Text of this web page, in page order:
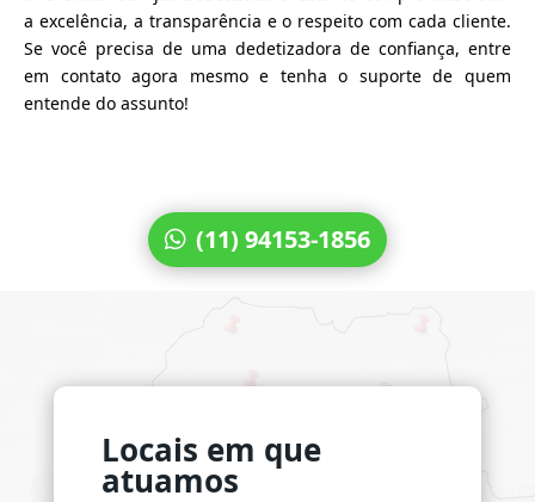
a excelência, a transparência e o respeito com cada cliente.
Se você precisa de uma dedetizadora de confiança, entre
em contato agora mesmo e tenha o suporte de quem
entende do assunto!
(11) 94153-1856
Locais em que
atuamos